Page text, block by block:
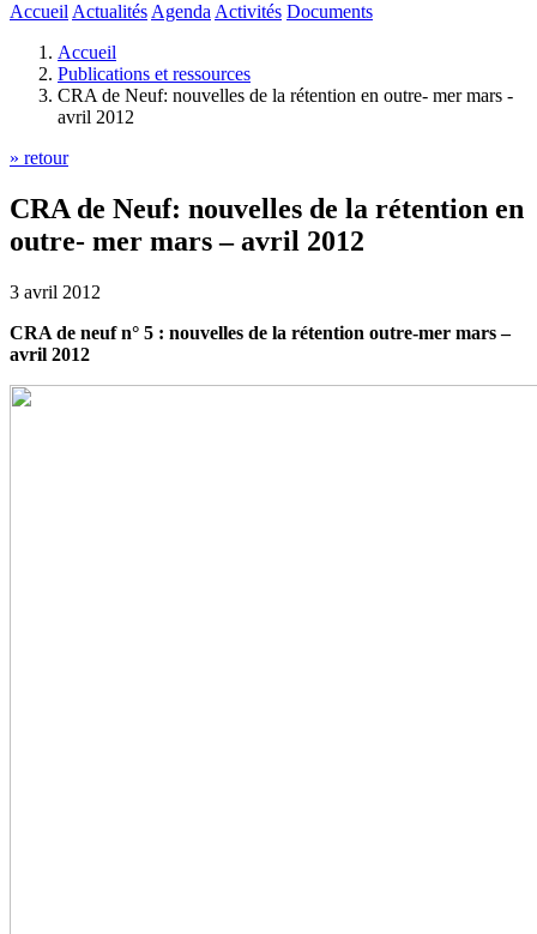
Accueil Actualités Agenda Activités Documents
Accueil
Publications et ressources
CRA de Neuf: nouvelles de la rétention en outre- mer mars -
avril 2012
» retour
CRA de Neuf: nouvelles de la rétention en
outre- mer mars – avril 2012
3 avril 2012
CRA de neuf n° 5 : nouvelles de la rétention outre-mer mars –
avril 2012